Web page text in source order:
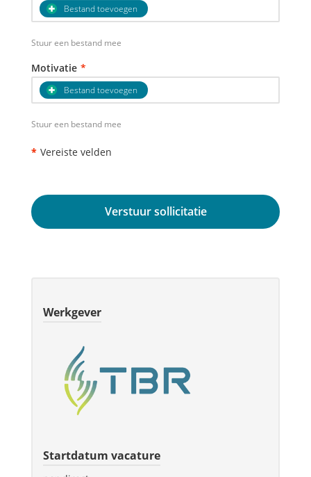
Bestand toevoegen
Stuur een bestand mee
Motivatie *
Bestand toevoegen
Stuur een bestand mee
* Vereiste velden
Verstuur sollicitatie
Werkgever
Startdatum vacature